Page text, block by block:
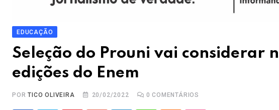
EDUCAÇÃO
Seleção do Prouni vai considerar
edições do Enem
PORTICO OLIVEIRA 20/02/2022 0 COMENTÁRIOS